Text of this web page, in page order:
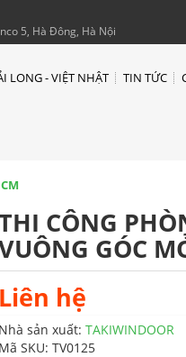
5, Hà Đông, Hà Nội
LONG - VIỆT NHẬT TIN TỨC
CÔNG
GÓC
Liên hệ
Nhà sản xuất: TAKIWINDOOR
Mã SKU: TV0125